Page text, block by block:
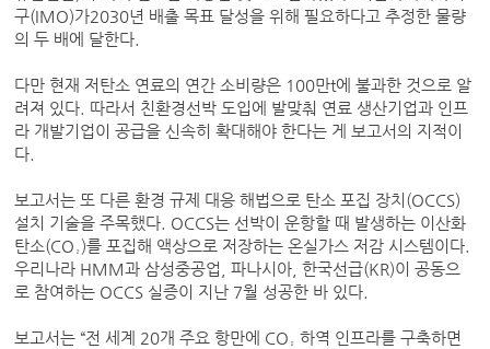
구(IMO)가2030년 배출 목표 달성을 위해 필요하다고 추정한 물량
의 두 배에 달한다.
다만 현재 저탄소 연료의 연간 소비량은 100만t에 불과한 것으로 알
려져 있다. 따라서 친환경선박 도입에 발맞춰 연료 생산기업과 인프
라 개발기업이 공급을 신속히 확대해야 한다는 게 보고서의 지적이
다.
보고서는 또 다른 환경 규제 대응 해법으로 탄소 포집 장치(OCCS)
설치 기술을 주목했다. OCCS는 선박이 운항할 때 발생하는 이산화
탄소(CO₂)를 포집해 액상으로 저장하는 온실가스 저감 시스템이다.
우리나라 HMM과 삼성중공업, 파나시아, 한국선급(KR)이 공동으
로 참여하는 OCCS 실증이 지난 7월 성공한 바 있다.
보고서는 “전 세계 20개 주요 항만에 CO₂ 하역 인프라를 구축하면